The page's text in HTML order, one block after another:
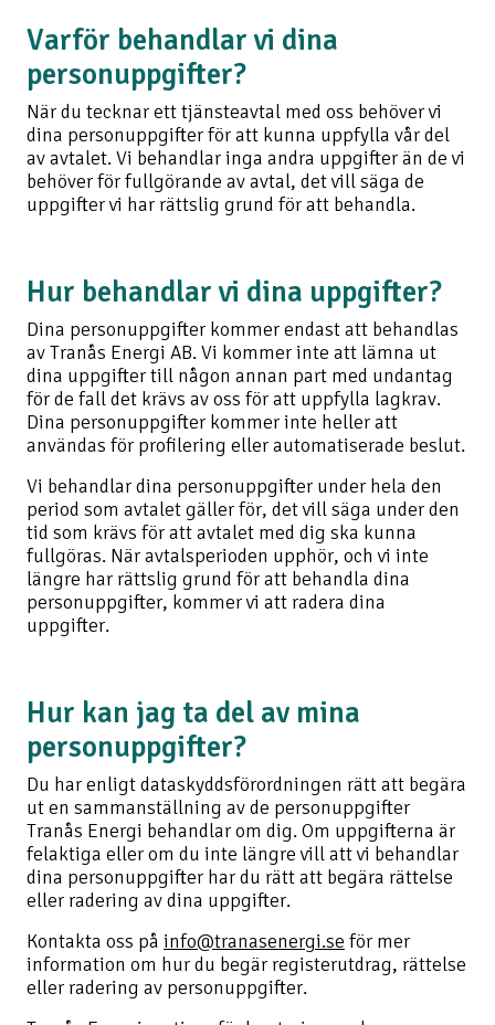
Varför behandlar vi dina
personuppgifter?
När du tecknar ett tjänsteavtal med oss behöver vi
dina personuppgifter för att kunna uppfylla vår del
av avtalet. Vi behandlar inga andra uppgifter än de vi
behöver för fullgörande av avtal, det vill säga de
uppgifter vi har rättslig grund för att behandla.
Hur behandlar vi dina uppgifter?
Dina personuppgifter kommer endast att behandlas
av Tranås Energi AB. Vi kommer inte att lämna ut
dina uppgifter till någon annan part med undantag
för de fall det krävs av oss för att uppfylla lagkrav.
Dina personuppgifter kommer inte heller att
användas för profilering eller automatiserade beslut.
Vi behandlar dina personuppgifter under hela den
period som avtalet gäller för, det vill säga under den
tid som krävs för att avtalet med dig ska kunna
fullgöras. När avtalsperioden upphör, och vi inte
längre har rättslig grund för att behandla dina
personuppgifter, kommer vi att radera dina
uppgifter.
Hur kan jag ta del av mina
personuppgifter?
Du har enligt dataskyddsförordningen rätt att begära
ut en sammanställning av de personuppgifter
Tranås Energi behandlar om dig. Om uppgifterna är
felaktiga eller om du inte längre vill att vi behandlar
dina personuppgifter har du rätt att begära rättelse
eller radering av dina uppgifter.
Kontakta oss på info@tranasenergi.se för mer
information om hur du begär registerutdrag, rättelse
eller radering av personuppgifter.